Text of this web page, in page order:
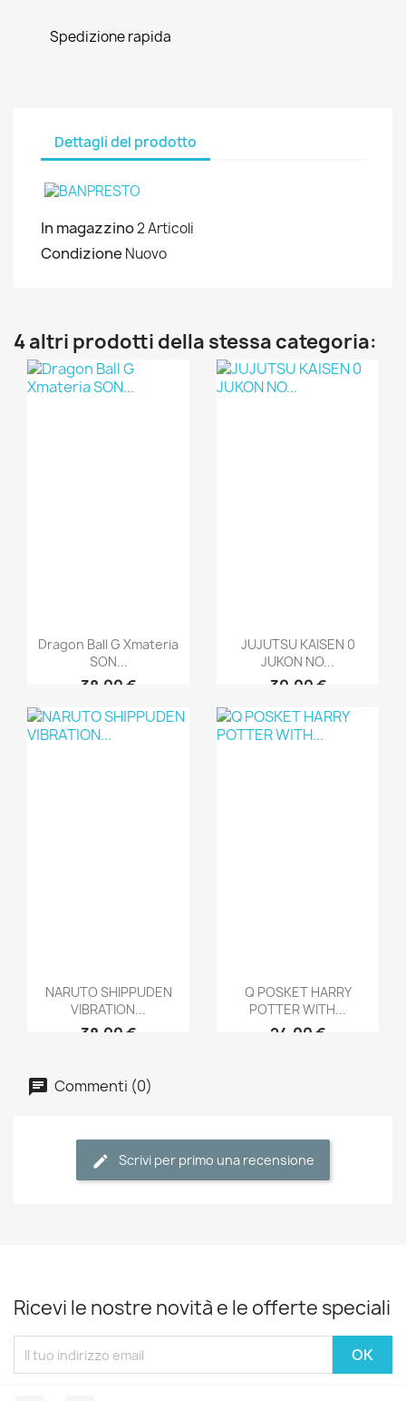
Spedizione rapida
Dettagli del prodotto
In magazzino2 Articoli
Condizione Nuovo
4 altri prodotti della stessa categoria:
Dragon Ball G Xmateria
SON...
38,00 €
JUJUTSU KAISEN 0
JUKON NO...
30,00 €
NARUTO SHIPPUDEN
VIBRATION...
38,00 €
Q POSKET HARRY
POTTER WITH...
24,00 €
Commenti (0)
Scrivi per primo una recensione
Ricevi le nostre novità e le offerte speciali